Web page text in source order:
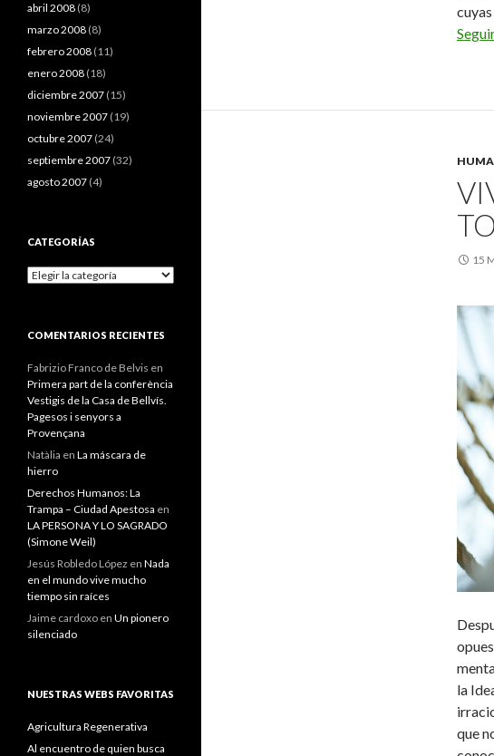
15
la
que
abril 2008 (8)
marzo 2008 (8)
febrero 2008 (11)
enero 2008 (18)
diciembre 2007 (15)
noviembre 2007 (19)
octubre 2007 (24)
septiembre 2007 (32)
agosto 2007 (4)
CATEGORÍAS
Categorías
COMENTARIOS RECIENTES
Fabrizio Franco de Belvis en
Primera part de la conferència
Vestigis de la Casa de Bellvís.
Pagesos i senyors a
Provençana
Natàlia en La máscara de
hierro
Derechos Humanos: La
Trampa – Ciudad Apestosa en
LA PERSONA Y LO SAGRADO
(Simone Weil)
Jesús Robledo López en Nada
en el mundo vive mucho
tiempo sin raíces
Jaime cardoxo en Un pionero
silenciado
NUESTRAS WEBS FAVORITAS
Agricultura Regenerativa
Al encuentro de quien busca